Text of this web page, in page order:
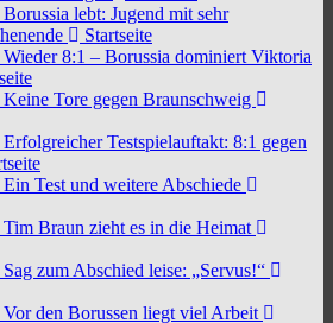
Borussia lebt: Jugend mit sehr
Startseite
Wieder 8:1 – Borussia dominiert Viktoria
Keine Tore gegen Braunschweig
Erfolgreicher Testspielauftakt: 8:1 gegen
Ein Test und weitere Abschiede
Tim Braun zieht es in die Heimat
Sag zum Abschied leise: „Servus!“
Vor den Borussen liegt viel Arbeit